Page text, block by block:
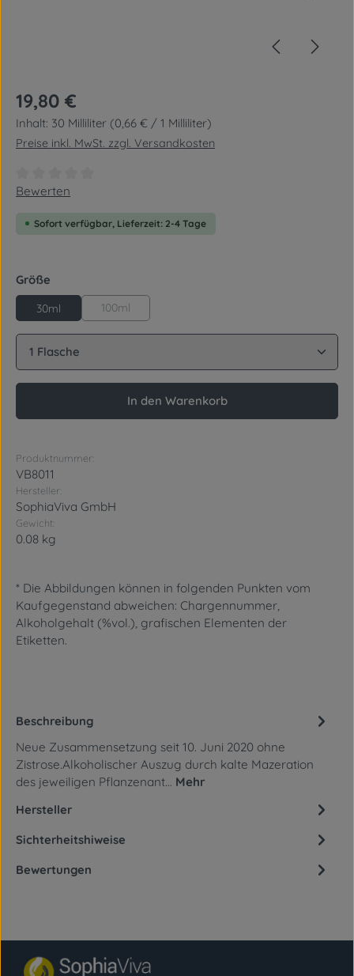
Regulärer Preis:
19,80 €
Inhalt: 30 Milliliter (0,66 € / 1 Milliliter)
Preise inkl. MwSt. zzgl. Versandkosten
Durchschnittliche Bewertung von 0 von 5 Sternen
Bewerten
Sofort verfügbar, Lieferzeit: 2-4 Tage
Größe
30ml 100ml
Produkt Anzahl: Gib den gewünschten Wert ein
In den Warenkorb
Produktnummer:
VB8011
Hersteller:
SophiaViva GmbH
Gewicht:
0.08 kg
* Die Abbildungen können in folgenden Punkten vom
Kaufgegenstand abweichen: Chargennummer,
Alkoholgehalt (%vol.), grafischen Elementen der
Etiketten.
Beschreibung
Neue Zusammensetzung seit 10. Juni 2020 ohne
Zistrose.Alkoholischer Auszug durch kalte Mazeration
des jeweiligen Pflanzenant… Mehr
Hersteller
Sichterheitshiweise
Bewertungen